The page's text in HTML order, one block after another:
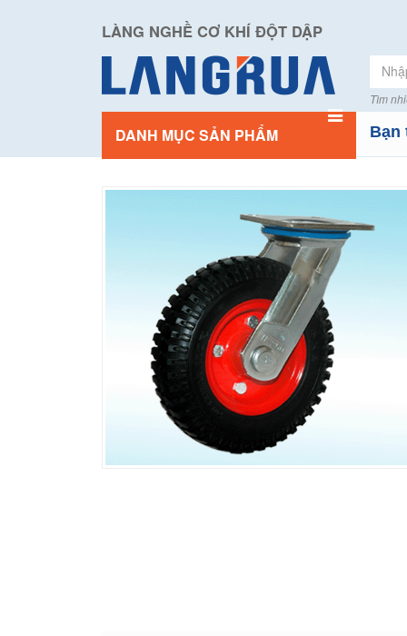
LÀNG NGHỀ CƠ KHÍ ĐỘT DẬP
Tìm
DANH MỤC SẢN PHẨM Bạn